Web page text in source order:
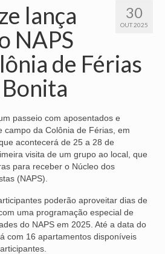
PRUDENTE
30
OUT 2025
lança
NAPS
de Férias
passeio com aposentados e
campo da Colônia de Férias, em
acontecerá de 25 a 28 de
visita de um grupo ao local, que
para receber o Núcleo dos
(NAPS).
poderão aproveitar dias de
uma programação especial de
do NAPS em 2025. Até a data do
com 16 apartamentos disponíveis